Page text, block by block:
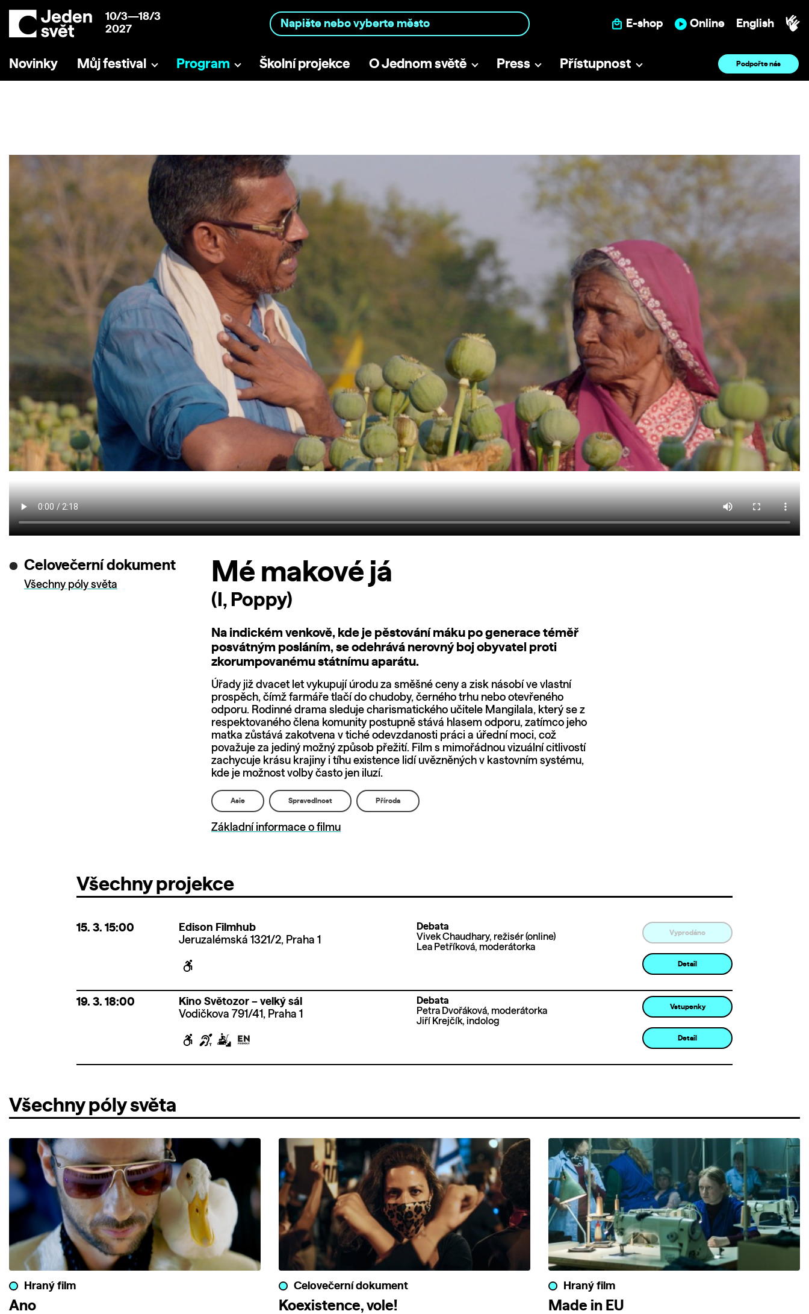
10/3—18/3
2027
E-shop Online English
Novinky Můj festival Program Školní projekce O Jednom světě Press Přístupnost Podpořte nás
Celovečerní dokument
Všechny póly světa Mé makové já
(I, Poppy)
Na indickém venkově, kde je pěstování máku po generace téměř
posvátným posláním, se odehrává nerovný boj obyvatel proti
zkorumpovanému státnímu aparátu.
Úřady již dvacet let vykupují úrodu za směšné ceny a zisk násobí ve vlastní
prospěch, čímž farmáře tlačí do chudoby, černého trhu nebo otevřeného
odporu. Rodinné drama sleduje charismatického učitele Mangilala, který se z
respektovaného člena komunity postupně stává hlasem odporu, zatímco jeho
matka zůstává zakotvena v tiché odevzdanosti práci a úřední moci, což
považuje za jediný možný způsob přežití. Film s mimořádnou vizuální citlivostí
zachycuje krásu krajiny i tíhu existence lidí uvězněných v kastovním systému,
kde je možnost volby často jen iluzí.
Asie Spravedlnost Příroda
Základní informace o filmu
Všechny projekce
15. 3. 15:00
Edison Filmhub
Jeruzalémská 1321/2, Praha 1
Debata
Vivek Chaudhary, režisér (online)
Lea Petříková, moderátorka
Vyprodáno
Detail
19. 3. 18:00
Kino Světozor – velký sál
Vodičkova 791/41, Praha 1
Debata
Petra Dvořáková, moderátorka
Jiří Krejčík, indolog
Vstupenky
Detail
Všechny póly světa
Hraný film
Ano
Celovečerní dokument
Koexistence, vole!
Hraný film
Made in EU